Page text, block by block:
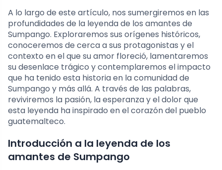
A lo largo de este artículo, nos sumergiremos en las
profundidades de la leyenda de los amantes de
Sumpango. Exploraremos sus orígenes históricos,
conoceremos de cerca a sus protagonistas y el
contexto en el que su amor floreció, lamentaremos
su desenlace trágico y contemplaremos el impacto
que ha tenido esta historia en la comunidad de
Sumpango y más allá. A través de las palabras,
reviviremos la pasión, la esperanza y el dolor que
esta leyenda ha inspirado en el corazón del pueblo
guatemalteco.
Introducción a la leyenda de los
amantes de Sumpango